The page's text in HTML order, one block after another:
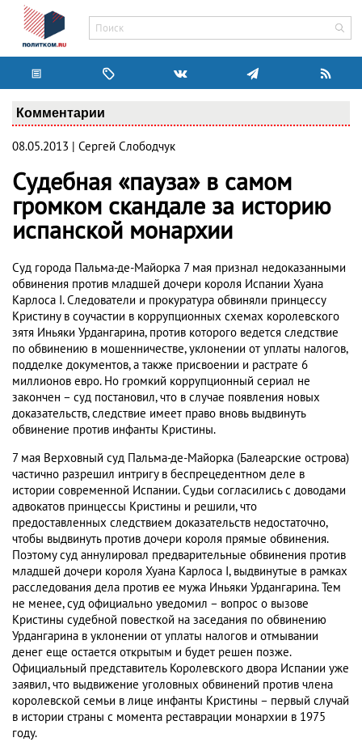
Комментарии
08.05.2013 | Сергей Слободчук
Судебная «пауза» в самом
громком скандале за историю
испанской монархии
Суд города Пальма-де-Майорка 7 мая признал недоказанными
обвинения против младшей дочери короля Испании Хуана
Карлоса I. Следователи и прокуратура обвиняли принцессу
Кристину в соучастии в коррупционных схемах королевского
зятя Иньяки Урдангарина, против которого ведется следствие
по обвинению в мошенничестве, уклонении от уплаты налогов,
подделке документов, а также присвоении и растрате 6
миллионов евро. Но громкий коррупционный сериал не
закончен – суд постановил, что в случае появления новых
доказательств, следствие имеет право вновь выдвинуть
обвинение против инфанты Кристины.
7 мая Верховный суд Пальма-де-Майорка (Балеарские острова)
частично разрешил интригу в беспрецедентном деле в
истории современной Испании. Судьи согласились с доводами
адвокатов принцессы Кристины и решили, что
предоставленных следствием доказательств недостаточно,
чтобы выдвинуть против дочери короля прямые обвинения.
Поэтому суд аннулировал предварительные обвинения против
младшей дочери короля Хуана Карлоса I, выдвинутые в рамках
расследования дела против ее мужа Иньяки Урдангарина. Тем
не менее, суд официально уведомил – вопрос о вызове
Кристины судебной повесткой на заседания по обвинению
Урдангарина в уклонении от уплаты налогов и отмывании
денег еще остается открытым и будет решен позже.
Официальный представитель Королевского двора Испании уже
заявил, что выдвижение уголовных обвинений против члена
королевской семьи в лице инфанты Кристины – первый случай
в истории страны с момента реставрации монархии в 1975
году.